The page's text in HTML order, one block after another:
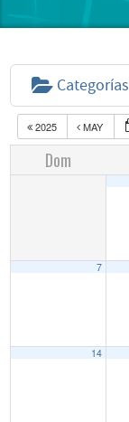
Categorías
2025 MAY
Dom
7
14